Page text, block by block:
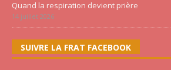
Quand la respiration devient prière
14 juillet 2026
SUIVRE LA FRAT FACEBOOK